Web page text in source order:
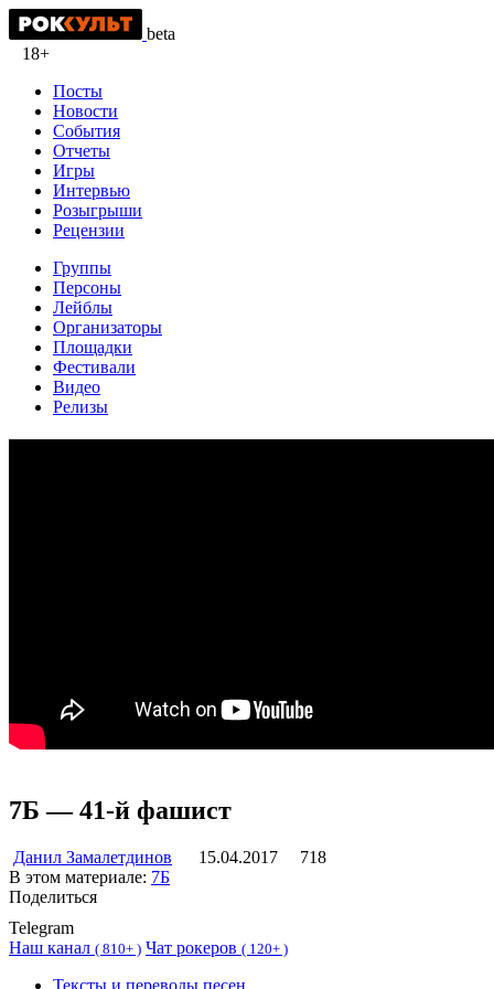
beta
18+
Посты
Новости
События
Отчеты
Игры
Интервью
Розыгрыши
Рецензии
Группы
Персоны
Лейблы
Организаторы
Площадки
Фестивали
Видео
Релизы
7Б — 41-й фашист
Данил Замалетдинов 15.04.2017
718
В этом материале: 7Б
Поделиться
Telegram
Наш канал ( 810+ ) Чат рокеров ( 120+ )
Тексты и переводы песен